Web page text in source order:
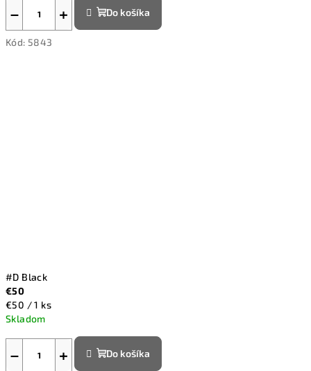
+
− Do košíka
Kód: 5843
#D Black
€50
Jednotková
cena:
€50 / 1 ks
Skladom
+
− Do košíka